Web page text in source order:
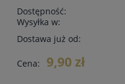
Dostępność:
Wysyłka w:
Dostawa już od:
Cena: 9,90 zł